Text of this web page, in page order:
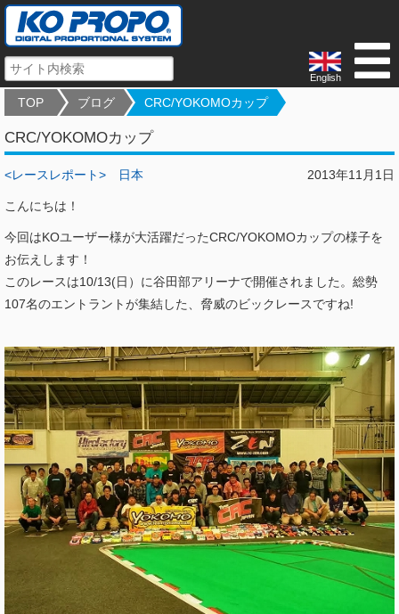
English
TOP ブログ CRC/YOKOMOカップ
CRC/YOKOMOカップ
2013年11月1日
<レースレポート> 日本
こんにちは！
今回はKOユーザー様が大活躍だったCRC/YOKOMOカップの様子を
お伝えします！
このレースは10/13(日）に谷田部アリーナで開催されました。総勢
107名のエントラントが集結した、脅威のビックレースですね!